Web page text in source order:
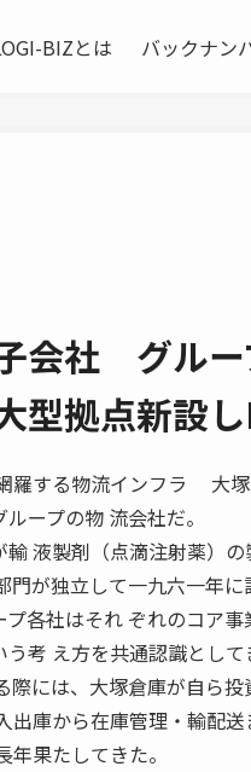
BIZとは バックナン
会社 グルー
型拠点新設
する物流インフラ 大塚
ープの物 流会社だ。
液製剤（点滴注射薬）
が独立して一九六一年に
各社はそれ ぞれのコア
考 え方を共通認識として
には、大塚倉庫が自ら投
庫から在庫管理・輸配
果たしてきた。